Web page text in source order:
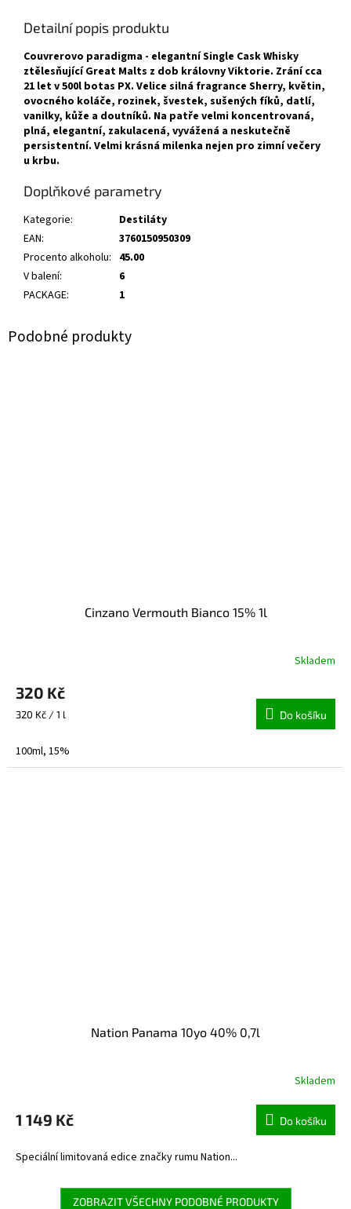
Detailní popis produktu
Couvrerovo paradigma - elegantní Single Cask Whisky
ztělesňující Great Malts z dob královny Viktorie. Zrání cca
21 let v 500l botas PX. Velice silná fragrance Sherry, květin,
ovocného koláče, rozinek, švestek, sušených fíků, datlí,
vanilky, kůže a doutníků. Na patře velmi koncentrovaná,
plná, elegantní, zakulacená, vyvážená a neskutečně
persistentní. Velmi krásná milenka nejen pro zimní večery
u krbu.
Doplňkové parametry
Kategorie:
Destiláty
EAN:
3760150950309
Procento alkoholu: 45.00
V balení:
6
PACKAGE: 1
Cinzano Vermouth Bianco 15% 1l
Skladem
320 Kč
Měrná
320 Kč / 1 l Do košíku
100ml, 15%
Nation Panama 10yo 40% 0,7l
Skladem
1 149 Kč Do košíku
Speciální limitovaná edice značky rumu Nation...
ZOBRAZIT VŠECHNY PODOBNÉ PRODUKTY